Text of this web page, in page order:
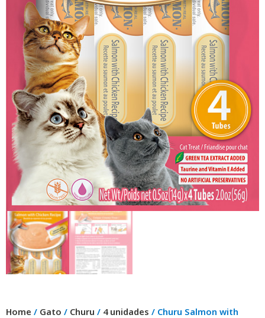
Home / Gato / Churu / 4 unidades / Churu Salmon with